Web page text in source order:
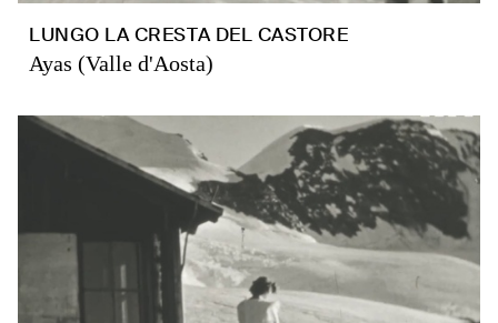
LUNGO LA CRESTA DEL CASTORE
Ayas (Valle d'Aosta)